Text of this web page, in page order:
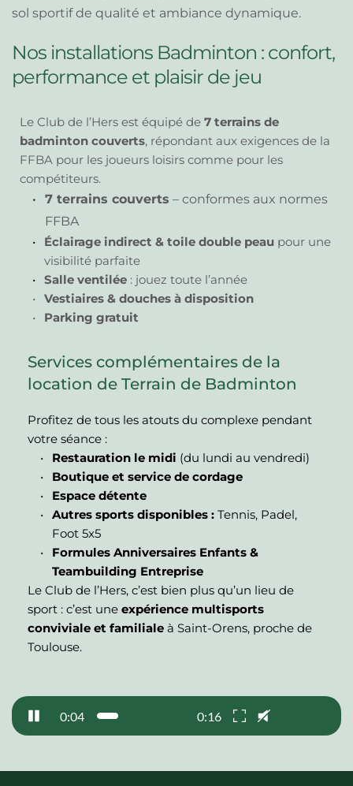
sol sportif de qualité et ambiance dynamique.
Nos installations Badminton : confort,
performance et plaisir de jeu
Le Club de l’Hers est équipé de 7 terrains de
badminton couverts, répondant aux exigences de la
FFBA pour les joueurs loisirs comme pour les
compétiteurs.
7 terrains couverts – conformes aux normes
FFBA
Éclairage indirect & toile double peau pour une
visibilité parfaite
Salle ventilée : jouez toute l’année
Vestiaires & douches à disposition
Parking gratuit
Services complémentaires de la
location de Terrain de Badminton
Profitez de tous les atouts du complexe pendant
votre séance :
Restauration le midi (du lundi au vendredi)
Boutique et service de cordage
Espace détente
Autres sports disponibles : Tennis, Padel,
Foot 5x5
Formules Anniversaires Enfants &
Teambuilding Entreprise
Le Club de l’Hers, c’est bien plus qu’un lieu de
sport : c’est une expérience multisports
conviviale et familiale à Saint-Orens, proche de
Toulouse.
0:05 0:16